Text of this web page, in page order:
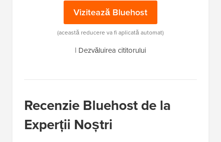
Vizitează Bluehost
(această reducere va fi aplicată automat)
| Dezvăluirea cititorului
Recenzie Bluehost de la
Experții Noștri